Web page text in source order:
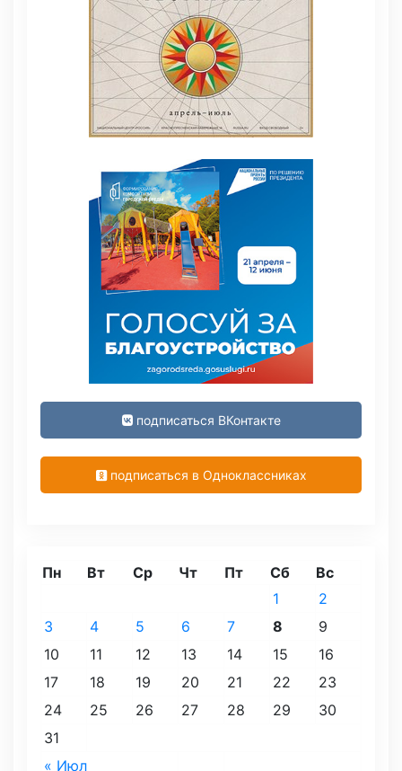
подписаться ВКонтакте
подписаться в Одноклассниках
Пн Вт Ср Чт Пт Сб Вс
« Июл
1
2
3
4 5 6 7 8
9
10
11 12 13 14 15
16
17
18 19 20 21 22
23
24
25 26 27 28 29
30
31